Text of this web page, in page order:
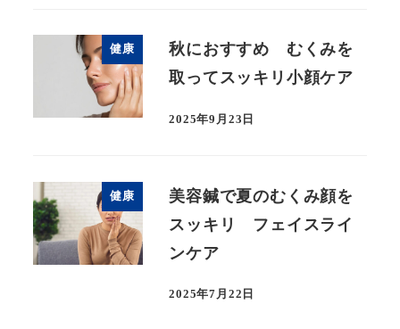
健康
秋におすすめ むくみを
取ってスッキリ小顔ケア
2025年9月23日
健康
美容鍼で夏のむくみ顔を
スッキリ フェイスライ
ンケア
2025年7月22日